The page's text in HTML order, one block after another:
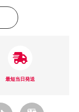
最短当日発送